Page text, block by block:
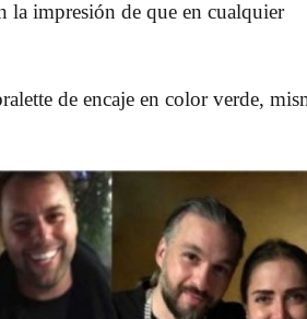
la impresión de que en cualquier
de encaje en color verde,